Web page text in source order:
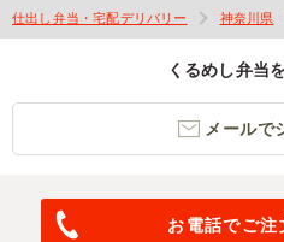
仕出し弁当・宅配デリバリー 神奈川県
くるめし弁当
メールで
お電話でご注